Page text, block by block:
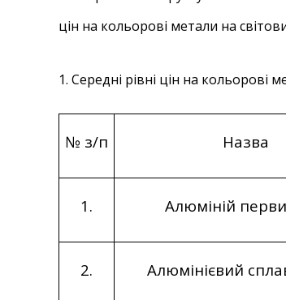
цін на кольорові метали на
1. Середні рівні цін на кольорові
№ з/п Назва
1. Алюміній
2. Алюмінієвий